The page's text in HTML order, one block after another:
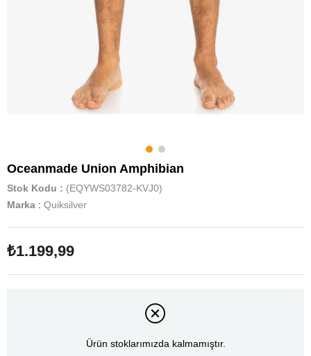
Oceanmade Union Amphibian
Stok Kodu
(EQYWS03782-KVJ0)
Marka : Quiksilver
₺1.199,99
Ürün stoklarımızda kalmamıştır.